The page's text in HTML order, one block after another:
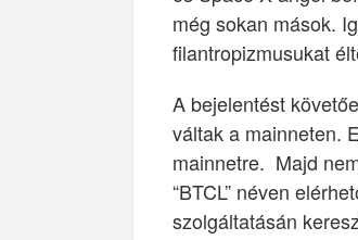
még sokan mások.
filantropizmusukat
A bejelentést
váltak a mainneten.
mainnetre. Majd
“BTCL” néven
szolgáltatásán